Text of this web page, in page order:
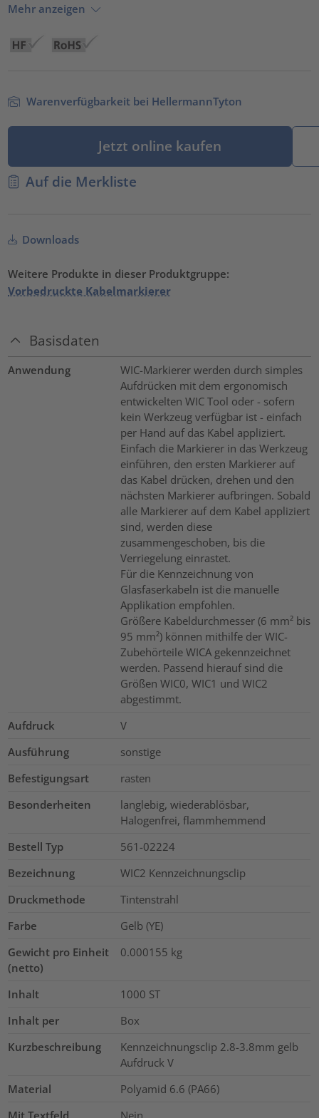
Mehr anzeigen
Warenverfügbarkeit bei HellermannTyton
Jetzt online kaufen
Auf die Merkliste
Downloads
Weitere Produkte in dieser Produktgruppe:
Vorbedruckte Kabelmarkierer
Basisdaten
Anwendung
WIC-Markierer werden durch simples
Aufdrücken mit dem ergonomisch
entwickelten WIC Tool oder - sofern
kein Werkzeug verfügbar ist - einfach
per Hand auf das Kabel appliziert.
Einfach die Markierer in das Werkzeug
einführen, den ersten Markierer auf
das Kabel drücken, drehen und den
nächsten Markierer aufbringen. Sobald
alle Markierer auf dem Kabel appliziert
sind, werden diese
zusammengeschoben, bis die
Verriegelung einrastet.
Für die Kennzeichnung von
Glasfaserkabeln ist die manuelle
Applikation empfohlen.
Größere Kabeldurchmesser (6 mm² bis
95 mm²) können mithilfe der WIC-
Zubehörteile WICA gekennzeichnet
werden. Passend hierauf sind die
Größen WIC0, WIC1 und WIC2
abgestimmt.
Aufdruck
V
Ausführung
sonstige
Befestigungsart
rasten
Besonderheiten
langlebig, wiederablösbar,
Halogenfrei, flammhemmend
Bestell Typ
561-02224
Bezeichnung
WIC2 Kennzeichnungsclip
Druckmethode
Tintenstrahl
Farbe
Gelb (YE)
Gewicht pro Einheit
(netto)
0.000155 kg
Inhalt 1000 ST
Inhalt per
Box
Kurzbeschreibung
Kennzeichnungsclip 2.8-3.8mm gelb
Aufdruck V
Material
Polyamid 6.6 (PA66)